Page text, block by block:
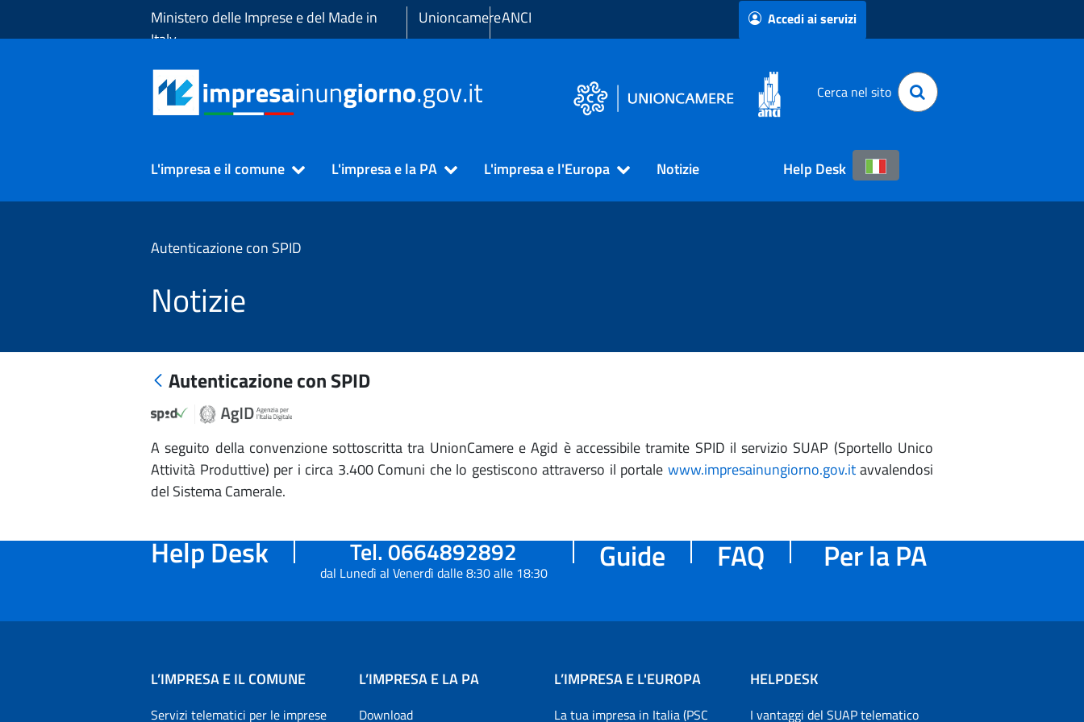
Ministero delle Imprese e del Made in
Italy
UnioncamereANCI Accedi ai servizi
Cerca nel sito
L'impresa e il comune L'impresa e la PA L'impresa e l'Europa Notizie Help Desk
Autenticazione con SPID
Notizie
Autenticazione con SPID
A seguito della convenzione sottoscritta tra UnionCamere e Agid è accessibile tramite SPID il servizio SUAP (Sportello Unico
Attività Produttive) per i circa 3.400 Comuni che lo gestiscono attraverso il portale www.impresainungiorno.gov.itavvalendosi
del Sistema Camerale.
Help Desk Tel. 0664892892
dal Lunedì al Venerdì dalle 8:30 alle 18:30 Guide FAQ Per la PA
L’IMPRESA E IL COMUNE
Servizi telematici per le imprese
L’IMPRESA E LA PA
Download
L’IMPRESA E L'EUROPA
La tua impresa in Italia (PSC
HELPDESK
I vantaggi del SUAP telematico